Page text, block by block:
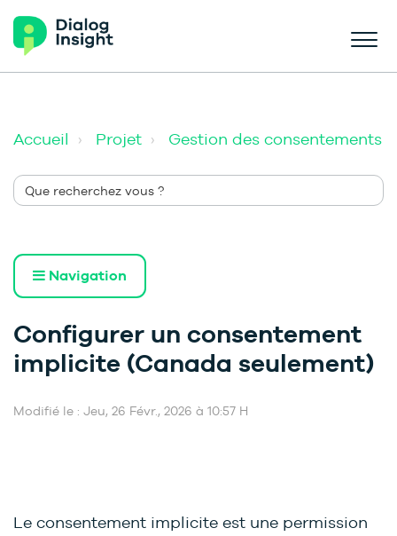
Accueil Projet Gestion des consentements
Navigation
Configurer un consentement
implicite (Canada seulement)
Modifié le : Jeu, 26 Févr., 2026 à 10:57 H
Le consentement implicite est une permission